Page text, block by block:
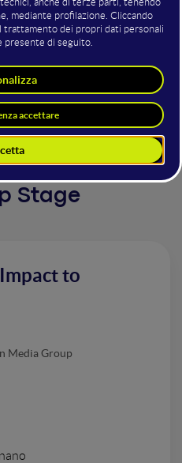
abbiamo sviluppato
sostenibile,
che si adatta nel
grazie al nostro
nella sala
Stage
to
Media Group